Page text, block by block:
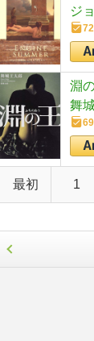
ジ
淵
舞
最初 1